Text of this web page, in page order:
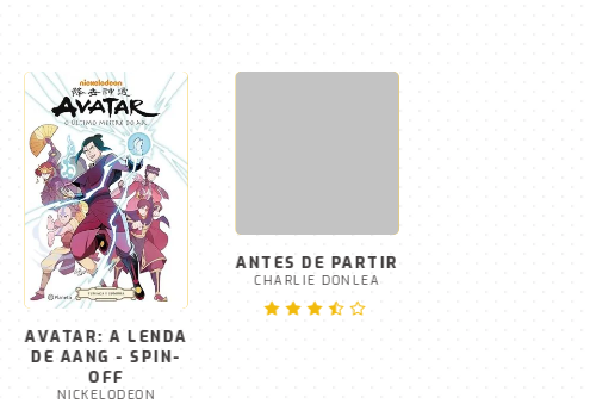
AVATAR: A LENDA
DE AANG - SPIN-
OFF
NICKELODEON